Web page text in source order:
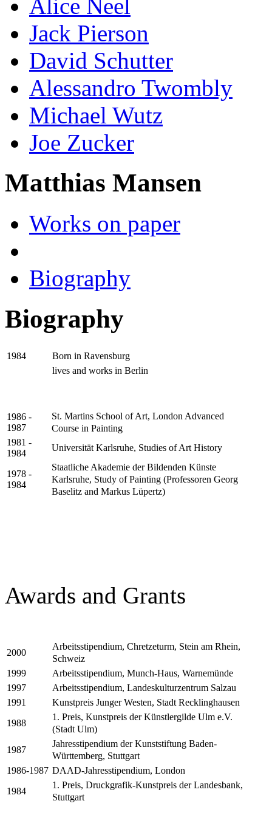
Alice Neel
Jack Pierson
David Schutter
Alessandro Twombly
Michael Wutz
Joe Zucker
Matthias Mansen
Works on paper
Biography
Biography
1984
Born in Ravensburg
lives and works in Berlin
1986 -
1987
St. Martins School of Art, London Advanced
Course in Painting
1981 -
1984
Universität Karlsruhe, Studies of Art History
1978 -
1984
Staatliche Akademie der Bildenden Künste
Karlsruhe, Study of Painting (Professoren Georg
Baselitz and Markus Lüpertz)
Awards and Grants
2000
Arbeitsstipendium, Chretzeturm, Stein am Rhein,
Schweiz
1999 Arbeitsstipendium, Munch-Haus, Warnemünde
1997 Arbeitsstipendium, Landeskulturzentrum Salzau
1991 Kunstpreis Junger Westen, Stadt Recklinghausen
1988
1. Preis, Kunstpreis der Künstlergilde Ulm e.V.
(Stadt Ulm)
1987
Jahresstipendium der Kunststiftung Baden-
Württemberg, Stuttgart
1986-1987 DAAD-Jahresstipendium, London
1984
1. Preis, Druckgrafik-Kunstpreis der Landesbank,
Stuttgart